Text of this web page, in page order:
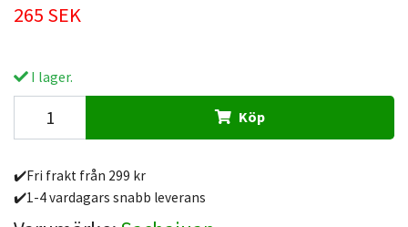
265 SEK
I lager.
Köp
✔️Fri frakt från 299 kr
✔️1-4 vardagars snabb leverans